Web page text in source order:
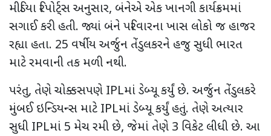
મીડિયા રિપોર્ટ્સ અનુસાર, બંનેએ એક ખાનગી કાર્યક્રમમાં
સગાઈ કરી હતી. જ્યાં બંને પરિવારના ખાસ લોકો જ હાજર
રહ્યા હતા. 25 વર્ષીય અર્જુન તેંડુલકરને હજુ સુધી ભારત
માટે રમવાની તક મળી નથી.
પરંતુ, તેણે ચોક્કસપણે IPLમાં ડેબ્યૂ કર્યું છે. અર્જુન તેંડુલકરે
મુંબઈ ઇન્ડિયન્સ માટે IPLમાં ડેબ્યૂ કર્યું હતું. તેણે અત્યાર
સુધી IPLમાં 5 મેચ રમી છે, જેમાં તેણે 3 વિકેટ લીધી છે. આ